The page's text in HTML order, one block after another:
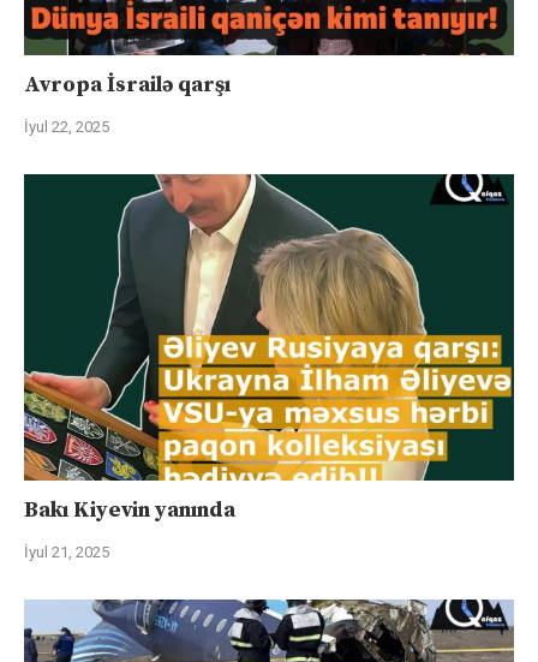
Avropa İsrailə qarşı
İyul 22, 2025
Bakı Kiyevin yanında
İyul 21, 2025